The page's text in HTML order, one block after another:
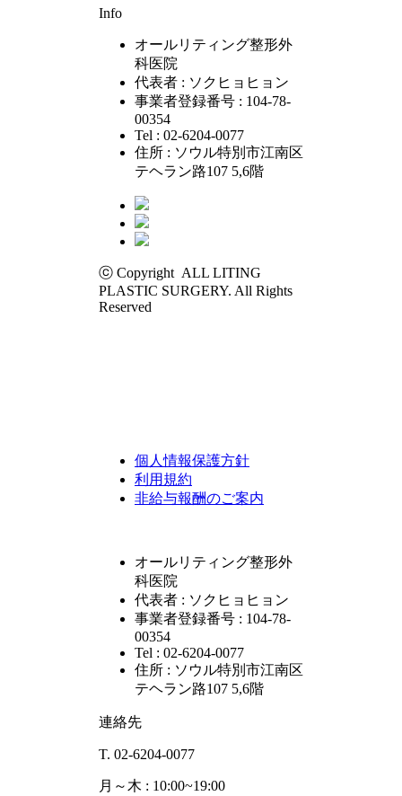
Info
オールリティング整形外
科医院
代表者 : ソクヒョヒョン
事業者登録番号 : 104-78-
00354
Tel : 02-6204-0077
住所 : ソウル特別市江南区
テヘラン路107 5,6階
ⓒ Copyright ALL LITING
PLASTIC SURGERY. All Rights
Reserved
個人情報保護方針
利用規約
非給与報酬のご案内
オールリティング整形外
科医院
代表者 : ソクヒョヒョン
事業者登録番号 : 104-78-
00354
Tel : 02-6204-0077
住所 : ソウル特別市江南区
テヘラン路107 5,6階
連絡先
T. 02-6204-0077
月～木 : 10:00~19:00